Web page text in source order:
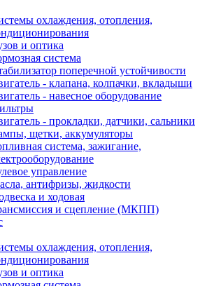
охлаждения, отопления,
и оптика
система
поперечной устойчивости
- клапана, колпачки, вкладыши
- навесное оборудование
- прокладки, датчики, сальники
щетки, аккумуляторы
система, зажигание,
управление
антифризы, жидкости
и ходовая
и сцепление (МКПП)
охлаждения, отопления,
и оптика